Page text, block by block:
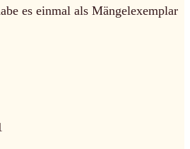
es einmal als Mängelexemplar